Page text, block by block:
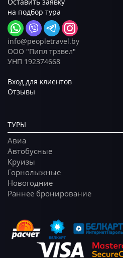
на подбор тура
info@peopletravel.by
ООО "Пипл трэвел"
УНП 192374668
Вход для клиентов
Отзывы
ТУРЫ
Авиа
Автобусные
Круизы
Горнолыжные
Новогодние
Раннее бронирование